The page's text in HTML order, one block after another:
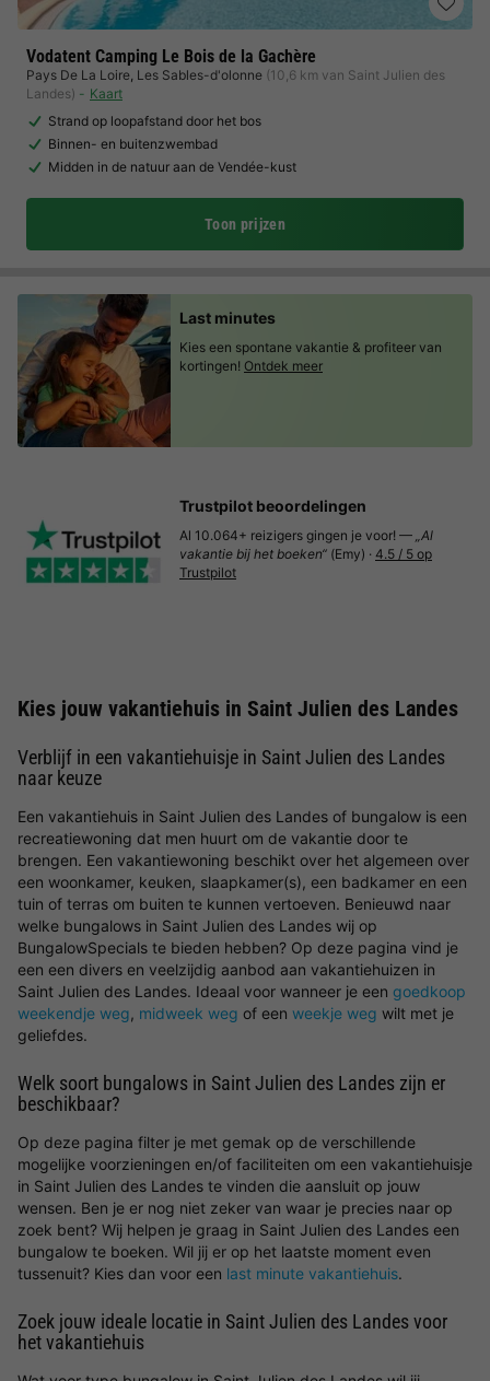
Vodatent Camping Le Bois de la Gachère
Pays De La Loire, Les Sables-d'olonne (10,6 km van Saint Julien des
Landes)
Kaart
Strand op loopafstand door het bos
Binnen- en buitenzwembad
Midden in de natuur aan de Vendée-kust
Toon prijzen
Last minutes
Kies een spontane vakantie & profiteer van
kortingen! Ontdek meer
Trustpilot beoordelingen
Al 10.064+ reizigers gingen je voor! — „Al
vakantie bij het boeken“ (Emy) · 4.5 / 5 op
Trustpilot
Kies jouw vakantiehuis in Saint Julien des Landes
Verblijf in een vakantiehuisje in Saint Julien des Landes
naar keuze
Een vakantiehuis in Saint Julien des Landes of bungalow is een
recreatiewoning dat men huurt om de vakantie door te
brengen. Een vakantiewoning beschikt over het algemeen over
een woonkamer, keuken, slaapkamer(s), een badkamer en een
tuin of terras om buiten te kunnen vertoeven. Benieuwd naar
welke bungalows in Saint Julien des Landes wij op
BungalowSpecials te bieden hebben? Op deze pagina vind je
een een divers en veelzijdig aanbod aan vakantiehuizen in
Saint Julien des Landes. Ideaal voor wanneer je een goedkoop
weekendje weg, midweek weg of een weekje weg wilt met je
geliefdes.
Welk soort bungalows in Saint Julien des Landes zijn er
beschikbaar?
Op deze pagina filter je met gemak op de verschillende
mogelijke voorzieningen en/of faciliteiten om een vakantiehuisje
in Saint Julien des Landes te vinden die aansluit op jouw
wensen. Ben je er nog niet zeker van waar je precies naar op
zoek bent? Wij helpen je graag in Saint Julien des Landes een
bungalow te boeken. Wil jij er op het laatste moment even
tussenuit? Kies dan voor een last minute vakantiehuis.
Zoek jouw ideale locatie in Saint Julien des Landes voor
het vakantiehuis